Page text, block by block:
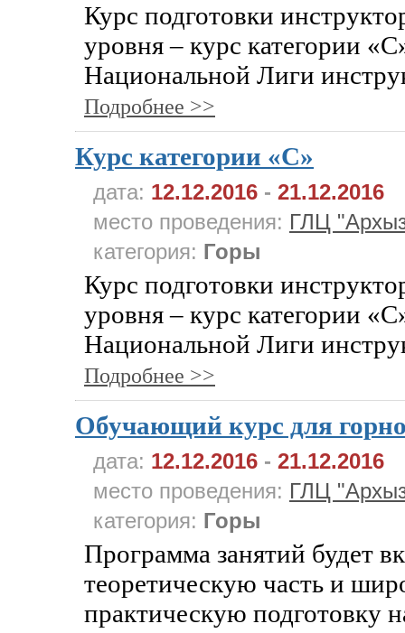
Курс подготовки
уровня – курс категории
Национальной Лиги
Подробнее >>
Курс категории «C»
дата: 12.12.2016 - 21.12.2016
место проведения: ГЛЦ
категория: Горы
Курс подготовки
уровня – курс категории
Национальной Лиги
Подробнее >>
Обучающий курс для
дата: 12.12.2016 - 21.12.2016
место проведения: ГЛЦ
категория: Горы
Программа занятий будет
теоретическую часть и
практическую подготовку